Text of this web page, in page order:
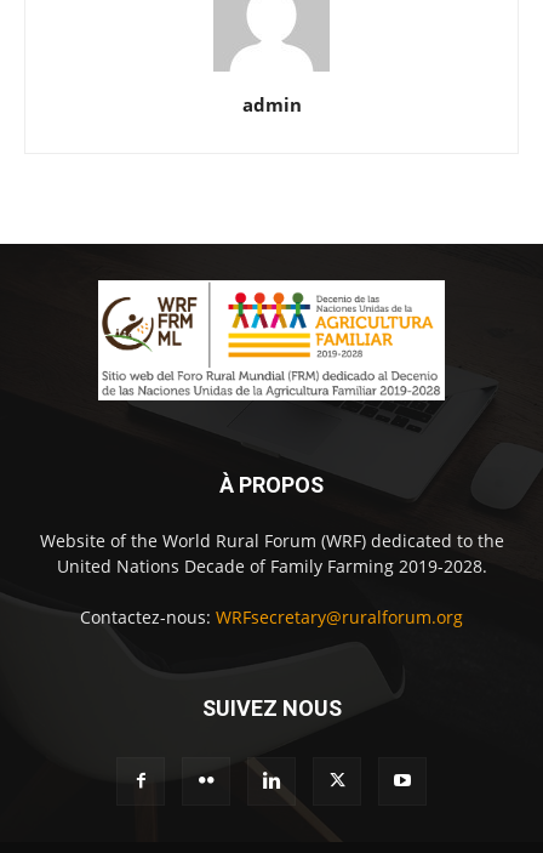
admin
À PROPOS
Website of the World Rural Forum (WRF) dedicated to the
United Nations Decade of Family Farming 2019-2028.
Contactez-nous: WRFsecretary@ruralforum.org
SUIVEZ NOUS